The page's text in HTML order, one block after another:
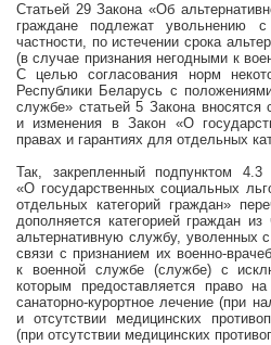
Статьей 29 Закона «Об
граждане подлежат увольнению
частности, по истечении срока
(в случае признания негодными к
С целью согласования норм
Республики Беларусь с
службе» статьей 5 Закона вносятся
и изменения в Закон «О
правах и гарантиях для отдельных
Так, закрепленный подпунктом
«О государственных социальных
отдельных категорий граждан»
дополняется категорией граждан
альтернативную службу, уволенных
связи с признанием их военно-
к военной службе (службе) с
которым предоставляется право
санаторно-курортное лечение (при
и отсутствии медицинских
(при отсутствии медицинских